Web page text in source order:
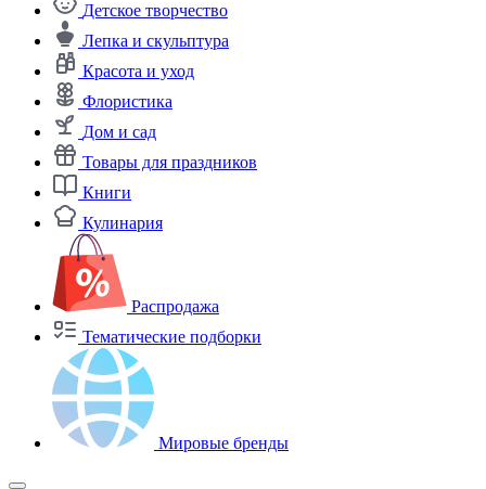
Детское творчество
Лепка и скульптура
Красота и уход
Флористика
Дом и сад
Товары для праздников
Книги
Кулинария
Распродажа
Тематические подборки
Мировые бренды